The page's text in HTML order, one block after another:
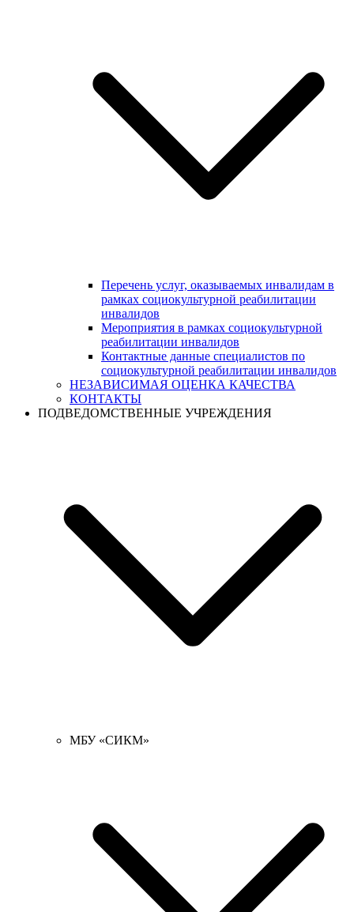
Перечень услуг, оказываемых инвалидам в
рамках социокультурной реабилитации
инвалидов
Мероприятия в рамках социокультурной
реабилитации инвалидов
Контактные данные специалистов по
социокультурной реабилитации инвалидов
НЕЗАВИСИМАЯ ОЦЕНКА КАЧЕСТВА
КОНТАКТЫ
ПОДВЕДОМСТВЕННЫЕ УЧРЕЖДЕНИЯ
МБУ «СИКМ»